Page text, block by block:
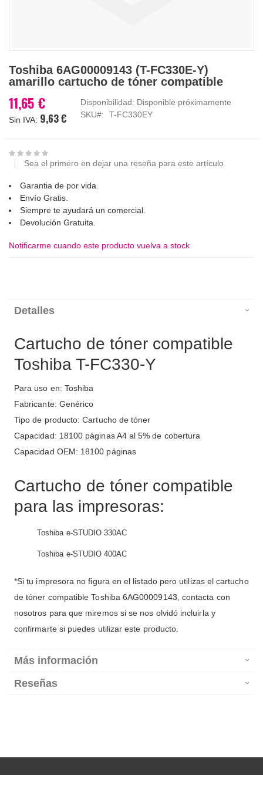
al
comienzo
la
galería
Toshiba 6AG00009143 (T-FC330E-Y)
amarillo cartucho de tóner compatible
11,65 €
9,63 €
Disponibilidad: Disponible próximamente
SKU
T-FC330EY
Sea el primero en dejar una reseña para este artículo
Garantia de por vida.
Envío Gratis.
Siempre te ayudará un comercial.
Devolución Gratuita.
Notificarme cuando este producto vuelva a stock
Detalles
Cartucho de tóner compatible
Toshiba T-FC330-Y
Para uso en: Toshiba
Fabricante: Genérico
Tipo de producto: Cartucho de tóner
Capacidad: 18100 páginas A4 al 5% de cobertura
Capacidad OEM: 18100 páginas
Cartucho de tóner compatible
para las impresoras:
Toshiba e-STUDIO 330AC
Toshiba e-STUDIO 400AC
*Si tu impresora no figura en el listado pero utilizas el cartucho
de tóner compatible Toshiba 6AG00009143, contacta con
nosotros para que miremos si se nos olvidó incluirla y
confirmarte si puedes utilizar este producto.
Más información
Reseñas